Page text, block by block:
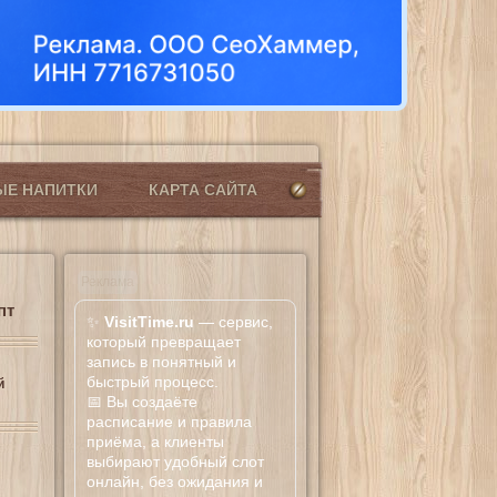
НАПИТКИ КАРТА САЙТА
✨ VisitTime.ru — сервис,
который превращает
запись в понятный и
быстрый процесс.
📅 Вы создаёте
расписание и правила
приёма, а клиенты
выбирают удобный слот
онлайн, без ожидания и